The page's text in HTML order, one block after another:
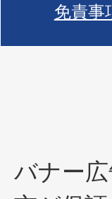
免責事
バナー